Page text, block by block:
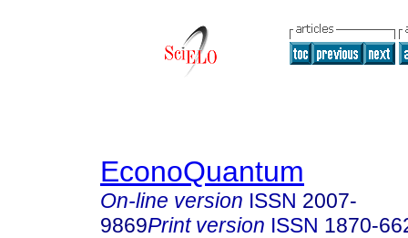
EconoQuantum
On-line version ISSN 2007-
9869Print version ISSN 1870-